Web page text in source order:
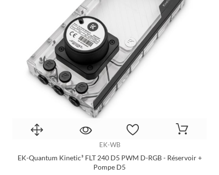
EK-WB
EK-Quantum Kinetic³ FLT 240 D5 PWM D-RGB - Réservoir +
Pompe D5